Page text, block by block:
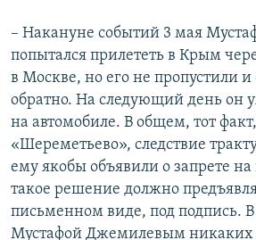
– Накануне событий 3 мая
попытался прилететь в Крым
в Москве, но его не пропустили
обратно. На следующий день он
на автомобиле. В общем, тот
«Шереметьево», следствие
ему якобы объявили о запрете на
такое решение должно
письменном виде, под подпись. В
Мустафой Джемилевым никаких